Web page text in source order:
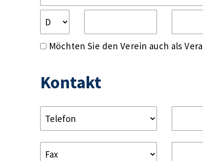
Möchten Sie den Verein auch als
Kontakt